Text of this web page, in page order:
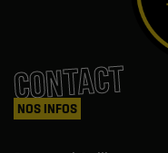
CONTACT
NOS INFOS